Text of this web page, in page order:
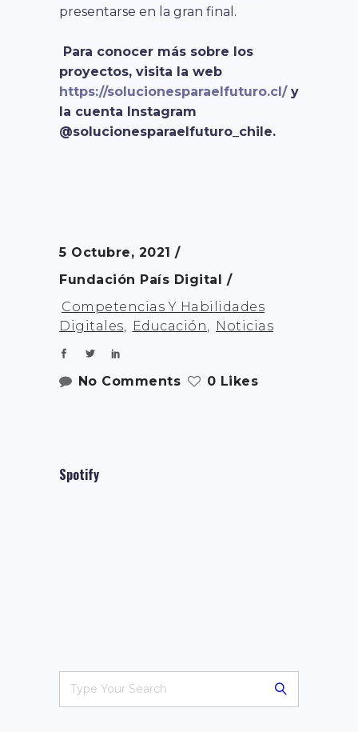
presentarse en la gran final.
Para conocer más sobre los
proyectos, visita la web
https://solucionesparaelfuturo.cl/y
la cuenta Instagram
@solucionesparaelfuturo_chile.
5 Octubre, 2021
Fundación País Digital
Competencias Y Habilidades
Digitales, Educación, Noticias
No Comments 0 Likes
Spotify